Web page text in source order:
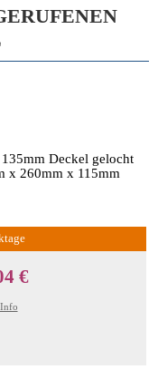
Deckel gelocht
x 260mm x 115mm
€